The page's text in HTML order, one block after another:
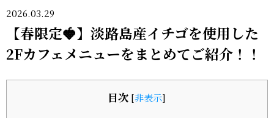
2026.03.29
【春限定🍓】淡路島産イチゴを使用した
2Fカフェメニューをまとめてご紹介！！
目次 [非表示]